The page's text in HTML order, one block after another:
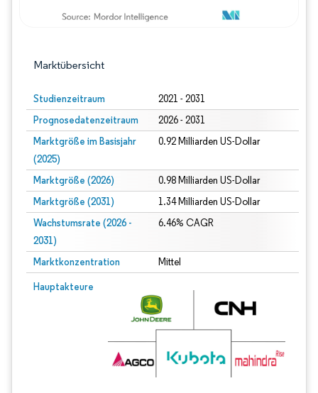
Marktübersicht
Studienzeitraum 2021 - 2031
Prognosedatenzeitraum 2026 - 2031
Marktgröße im Basisjahr
(2025)
0.92 Milliarden US-Dollar
Marktgröße (2026) 0.98 Milliarden US-Dollar
Marktgröße (2031) 1.34 Milliarden US-Dollar
Wachstumsrate (2026 -
2031)
6.46% CAGR
Marktkonzentration Mittel
Hauptakteure
Bild © Mordor Intelligence. Wiederverwendung erfordert Namensnennung